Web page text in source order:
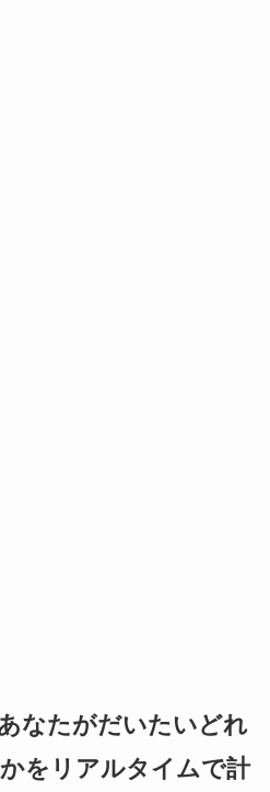
なたがだいたいどれ
をリアルタイムで計